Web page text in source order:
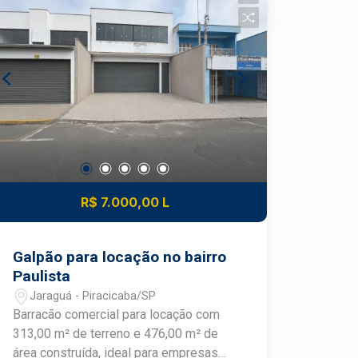
R$ 7.000,00 L
Galpão para locação no bairro
Paulista
Jaraguá - Piracicaba/SP
Barracão comercial para locação com
313,00 m² de terreno e 476,00 m² de
área construída, ideal para empresas